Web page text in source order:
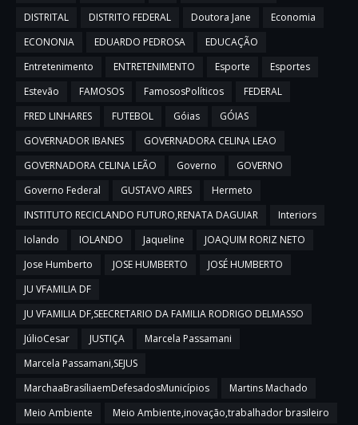
DISTRITAL
DISTRITO FEDERAL Doutora Jane
Economia
ECONONIA
EDUARDO PEDROSA
EDUCAÇÃO
Entretenimento
ENTRETENIMENTO Esporte
Esportes
Estevão
FAMOSOS FamososPolíticos
FEDERAL
FRED LINHARES
FUTEBOL Góias
GÓIAS
GOVERNADOR IBANES
GOVERNADORA CELINA LEAO
GOVERNADORA CELINA LEÃO
Governo
GOVERNO
Governo Federal
GUSTAVO AIRES
Hermeto
INSTITUTO RECICLANDO FUTURO,RENATA DAGUIAR
Interiors
Iolando
IOLANDO Jaqueline
JOAQUIM RORIZ NETO
Jose Humberto
JOSE HUMBERTO
JOSÉ HUMBERTO
JU VFAMILIA DF
JU VFAMILIA DF,SEECRETARIO DA FAMILIA RODRIGO DELMASSO
JúlioCesar
JUSTIÇA
Marcela Passamani
Marcela Passamani,SEJUS
MarchaaBrasíliaemDefesadosMunicípios
Martins Machado
Meio Ambiente
Meio Ambiente,inovação,trabalhador brasileiro